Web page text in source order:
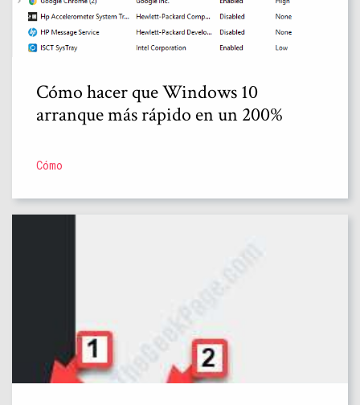
Cómo hacer que Windows 10
arranque más rápido en un 200%
Cómo